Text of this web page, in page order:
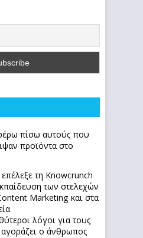
πίσω αυτούς που
προϊόντα στο
τη Knowcrunch
των στελεχών
Marketing και στα
λόγοι για τους
ο άνθρωπος